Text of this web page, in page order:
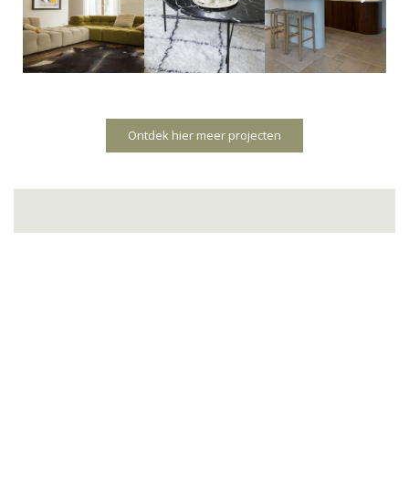
Ontdek hier meer projecten